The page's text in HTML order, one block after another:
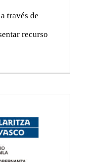
través de
recurso